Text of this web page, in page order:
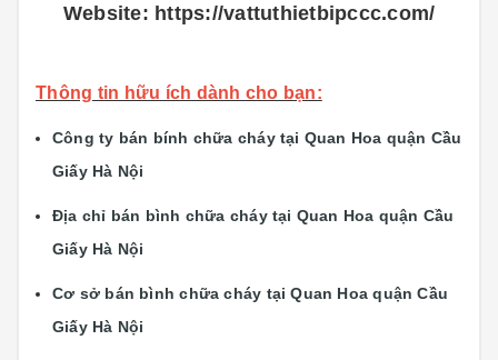
Website: https://vattuthietbipccc.com/
Thông tin hữu ích dành cho bạn:
Công ty bán bính chữa cháy tại Quan Hoa quận Cầu
Giấy Hà Nội
Địa chỉ bán bình chữa cháy tại Quan Hoa quận Cầu
Giấy Hà Nội
Cơ sở bán bình chữa cháy tại Quan Hoa quận Cầu
Giấy Hà Nội